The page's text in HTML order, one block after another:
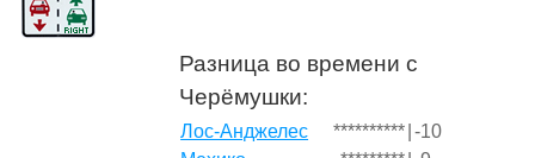
Разница во времени с
Черёмушки:
Лос-Анджелес ********** -10